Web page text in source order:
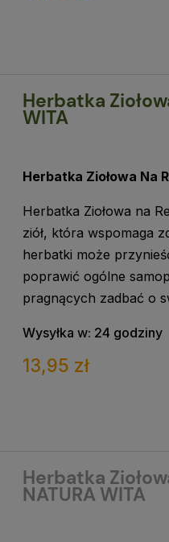
Herbatka
WITA
Herbatka Ziołowa Na
Herbatka Ziołowa na
ziół, która wspomaga
herbatki może
poprawić ogólne
pragnących zadbać o
Wysyłka w: 24 godziny
13,95 zł
Herbatka
NATURA WITA